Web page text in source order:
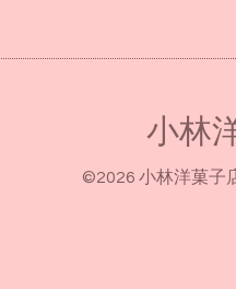
小林
©2026 小林洋菓子